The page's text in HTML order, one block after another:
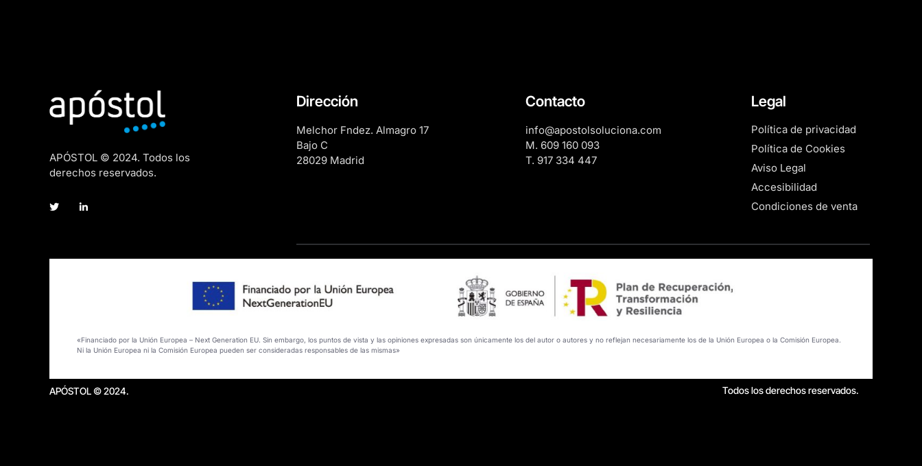
APÓSTOL © 2024. Todos los
derechos reservados.
Dirección
Melchor Fndez. Almagro 17
Bajo C
28029 Madrid
Contacto
info@apostolsoluciona.com
M. 609 160 093
T. 917 334 447
Legal
Política de privacidad
Política de Cookies
Aviso Legal
Accesibilidad
Condiciones de venta
«Financiado por la Unión Europea – Next Generation EU. Sin embargo, los puntos de vista y las opiniones expresadas son únicamente los del autor o autores y no reflejan necesariamente los de la Unión Europea o la Comisión Europea.
Ni la Unión Europea ni la Comisión Europea pueden ser consideradas responsables de las mismas»
APÓSTOL © 2024. Todos los derechos reservados.